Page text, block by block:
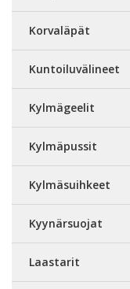
Korvaläpät
Kuntoiluvälineet
Kylmägeelit
Kylmäpussit
Kylmäsuihkeet
Kyynärsuojat
Laastarit